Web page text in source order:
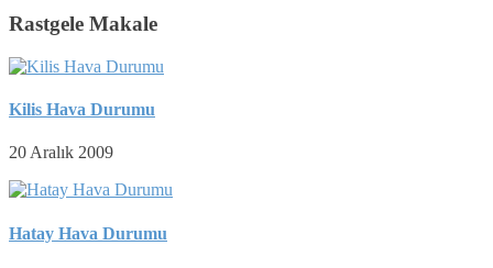
Rastgele Makale
Kilis Hava Durumu
20 Aralık 2009
Hatay Hava Durumu